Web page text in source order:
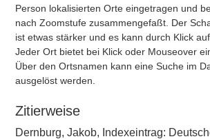
Person lokalisierten Orte eingetragen und
nach Zoomstufe zusammengefaßt. Der
ist etwas stärker und es kann durch Klick
Jeder Ort bietet bei Klick oder Mouseover
Über den Ortsnamen kann eine Suche im
ausgelöst werden.
Zitierweise
Dernburg, Jakob, Indexeintrag: